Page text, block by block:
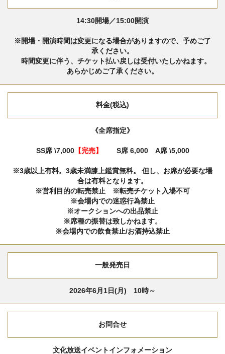
14:30開場／15:00開演
※開場・開演時間は変更になる場合がありますので、予めご了
承ください。
時間変更に伴う、チケット払い戻しは受付いたしかねます。
あらかじめご了承ください。
料金(税込)
《全席指定》
SS席 \7,000【完売】 S席 6,000 A席 \5,000
※3歳以上有料。3歳未満膝上鑑賞無料。 但し、お席が必要な場
合は有料となります。
※営利目的の転売禁止 ※転売チケット入場不可
※会場内での迷惑行為禁止
※オークションへの出品禁止
※席種の振替は致しかねます。
※会場内での飲食禁止/お酒持込禁止
一般発売日
2026年6月1日(月) 10時～
お問合せ
文化放送イベントインフォメーション